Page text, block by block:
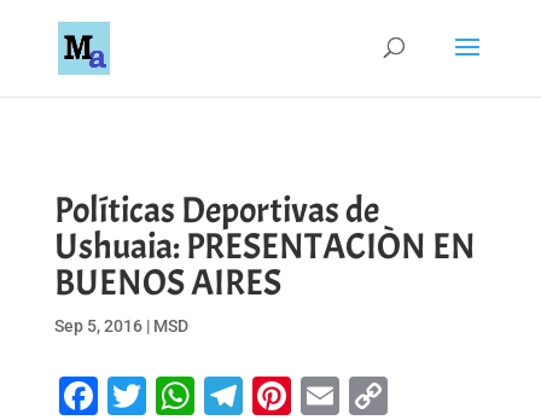
Políticas Deportivas de
Ushuaia: PRESENTACIÒN EN
BUENOS AIRES
Sep 5, 2016| MSD
Facebook
Twitter
WhatsApp
Telegram
Pinterest
EmailCopy